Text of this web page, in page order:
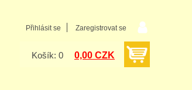
Přihlásit se Zaregistrovat se
Košík: 0 0,00 CZK